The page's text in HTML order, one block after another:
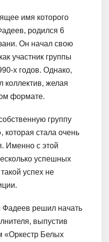
имя которого
родился 6
Он начал свою
участник группы
х годов. Однако,
коллектив, желая
формате.
группу
стала очень
Именно с этой
успешных
успех не
Фадеев решил начать
выпустив
«Оркестр Белых